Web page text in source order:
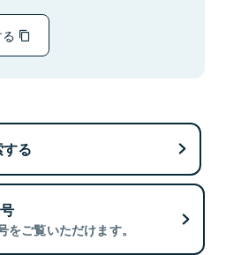
る
ご覧いただけます。